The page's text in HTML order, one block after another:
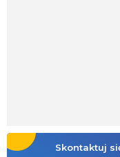
Skontaktuj